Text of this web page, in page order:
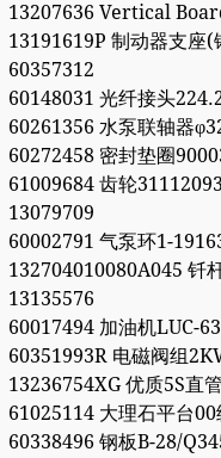
13207636 Vertical
13191619P 制动器支座
60357312
60148031 光纤接头
60261356 水泵联轴器
60272458 密封垫圈
61009684 齿轮31112093
13079709
60002791 气泵环1-
132704010080A045 钎
13135576
60017494 加油机LUC-
60351993R 电磁阀组
13236754XG 优质5S直
61025114 大理石平台
60338496 钢板B-28/